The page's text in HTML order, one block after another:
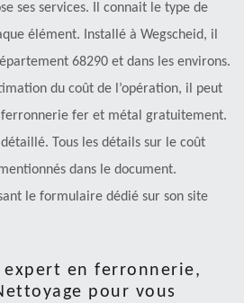
ses services. Il connait le type de
élément. Installé à Wegscheid, il
68290 et dans les environs.
du coût de l’opération, il peut
fer et métal gratuitement.
Tous les détails sur le coût
dans le document.
le formulaire dédié sur son site
expert en ferronnerie,
pour vous